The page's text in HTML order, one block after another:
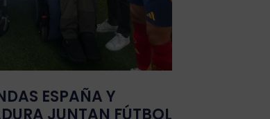
ESPAÑA Y
JUNTAN FÚTBOL